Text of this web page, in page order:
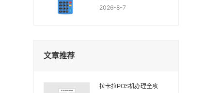
2026-8-7
文章推荐
拉卡拉POS机办理全攻